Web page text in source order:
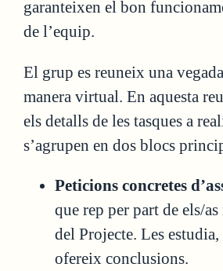
garanteixen el bon
de l’equip.
El grup es reuneix una
manera virtual. En aquesta
els detalls de les tasques a
s’agrupen en dos blocs
Peticions concretes
que rep per part de els/as
del Projecte. Les estudia,
ofereix conclusions.